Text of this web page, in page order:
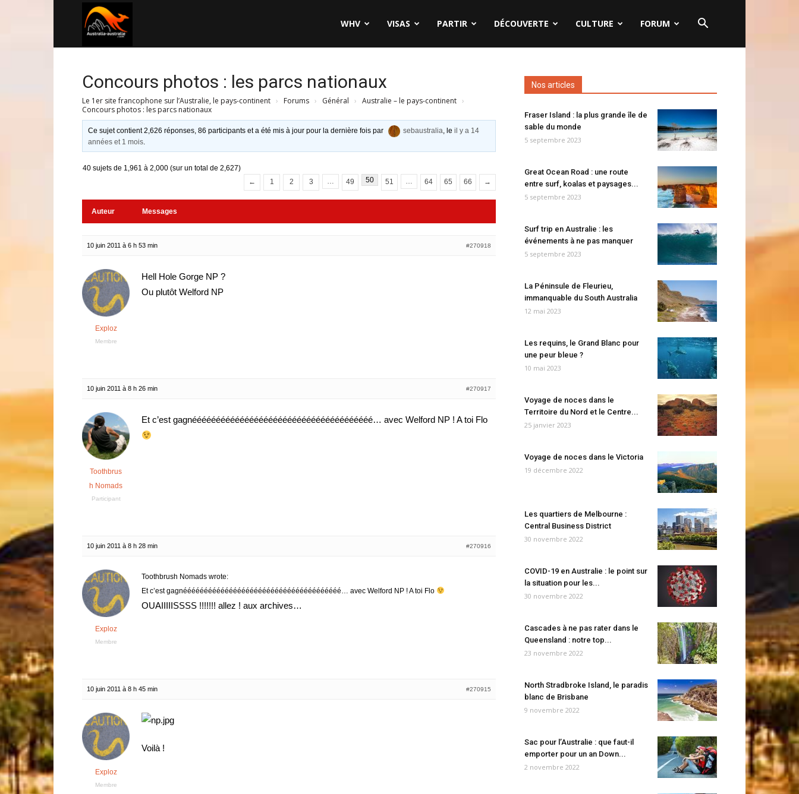
WHV VISAS PARTIR DÉCOUVERTE CULTURE FORUM
Concours photos : les parcs nationaux
Le 1er site francophone sur l’Australie, le pays-continent › Forums › Général › Australie – le pays-continent ›
Concours photos : les parcs nationaux
Ce sujet contient 2,626 réponses, 86 participants et a été mis à jour pour la dernière fois par sebaustralia, leil y a 14
années et 1 mois.
40 sujets de 1,961 à 2,000 (sur un total de 2,627)
←
1 2 3 … 49 50 51 … 64 65 66 →
Auteur Messages
10 juin 2011 à 6 h 53 min #270918
Exploz
Membre
Hell Hole Gorge NP ?
Ou plutôt Welford NP
10 juin 2011 à 8 h 26 min #270917
Toothbrus
h Nomads
Participant
Et c’est gagnéééééééééééééééééééééééééééééééééééééé… avec Welford NP ! A toi Flo
10 juin 2011 à 8 h 28 min #270916
Exploz
Membre
Toothbrush Nomads wrote:
Et c’est gagnéééééééééééééééééééééééééééééééééééééé… avec Welford NP ! A toi Flo
OUAIIIIISSSS !!!!!!! allez ! aux archives…
10 juin 2011 à 8 h 45 min #270915
Exploz
Membre
Voilà !
Nos articles
Fraser Island : la plus grande île de
sable du monde
5 septembre 2023
Great Ocean Road : une route
entre surf, koalas et paysages...
5 septembre 2023
Surf trip en Australie : les
événements à ne pas manquer
5 septembre 2023
La Péninsule de Fleurieu,
immanquable du South Australia
12 mai 2023
Les requins, le Grand Blanc pour
une peur bleue ?
10 mai 2023
Voyage de noces dans le
Territoire du Nord et le Centre...
25 janvier 2023
Voyage de noces dans le Victoria
19 décembre 2022
Les quartiers de Melbourne :
Central Business District
30 novembre 2022
COVID-19 en Australie : le point sur
la situation pour les...
30 novembre 2022
Cascades à ne pas rater dans le
Queensland : notre top...
23 novembre 2022
North Stradbroke Island, le paradis
blanc de Brisbane
9 novembre 2022
Sac pour l’Australie : que faut-il
emporter pour un an Down...
2 novembre 2022